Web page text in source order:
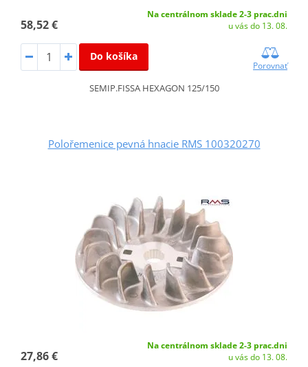
58,52 €
Na centrálnom sklade 2-3 prac.dni
u vás do 13. 08.
Do košíka
Porovnať
SEMIP.FISSA HEXAGON 125/150
Polořemenice pevná hnacie RMS 100320270
27,86 €
Na centrálnom sklade 2-3 prac.dni
u vás do 13. 08.